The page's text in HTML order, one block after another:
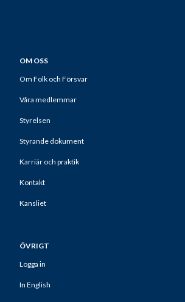
OM OSS
Om Folk och Försvar
Våra medlemmar
Styrelsen
Styrande dokument
Karriär och praktik
Kontakt
Kansliet
ÖVRIGT
Logga in
In English